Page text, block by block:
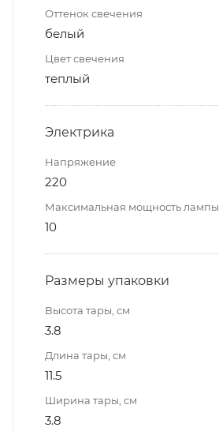
Оттенок свечения
белый
Цвет свечения
теплый
Электрика
Напряжение
220
Максимальная мощность лампы
10
Размеры упаковки
Высота тары, см
3.8
Длина тары, см
11.5
Ширина тары, см
3.8